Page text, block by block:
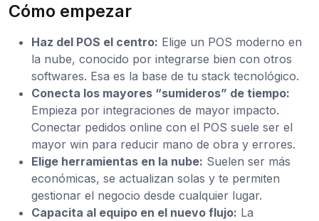
Cómo empezar
Haz del POS el centro: Elige un POS moderno en
la nube, conocido por integrarse bien con otros
softwares. Esa es la base de tu stack tecnológico.
Conecta los mayores “sumideros” de tiempo:
Empieza por integraciones de mayor impacto.
Conectar pedidos online con el POS suele ser el
mayor win para reducir mano de obra y errores.
Elige herramientas en la nube: Suelen ser más
económicas, se actualizan solas y te permiten
gestionar el negocio desde cualquier lugar.
Capacita al equipo en el nuevo flujo: La